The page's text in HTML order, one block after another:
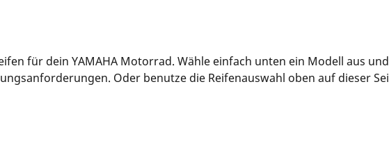
für dein YAMAHA Motorrad. Wähle einfach unten ein Modell aus
Oder benutze die Reifenauswahl oben auf dieser